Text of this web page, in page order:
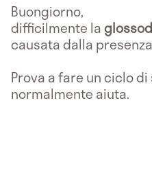
Buongiorno,
difficilmente la
causata dalla
Prova a fare un ciclo
normalmente aiuta.